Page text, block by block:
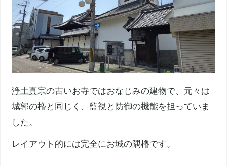
浄土真宗の古いお寺ではおなじみの建物で、元々は
城郭の櫓と同じく、監視と防御の機能を担っていま
した。
レイアウト的には完全にお城の隅櫓です。